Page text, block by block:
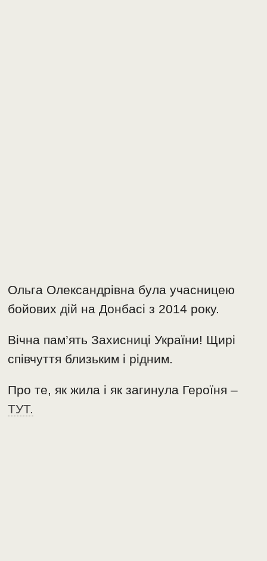
Ольга Олександрівна була учасницею
бойових дій на Донбасі з 2014 року.
Вічна пам’ять Захисниці України! Щирі
співчуття близьким і рідним.
Про те, як жила і як загинула Героїня –
ТУТ.